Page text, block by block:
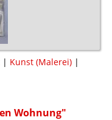
| Kunst (Malerei) |
Wohnung"